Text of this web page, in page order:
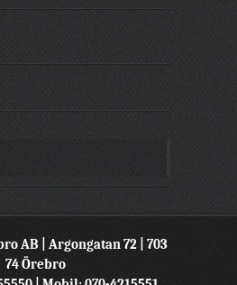
AB | Argongatan 72 | 703
74 Örebro